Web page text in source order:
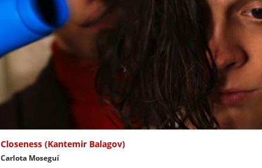
Closeness (Kantemir Balagov)
Carlota Moseguí